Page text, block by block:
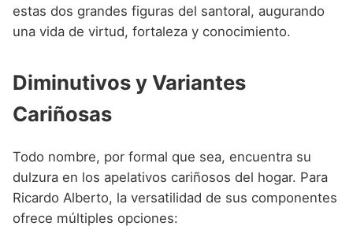
estas dos grandes figuras del santoral, augurando
una vida de virtud, fortaleza y conocimiento.
Diminutivos y Variantes
Cariñosas
Todo nombre, por formal que sea, encuentra su
dulzura en los apelativos cariñosos del hogar. Para
Ricardo Alberto, la versatilidad de sus componentes
ofrece múltiples opciones: